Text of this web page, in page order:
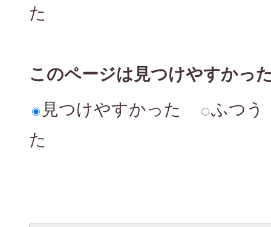
た
このページは見つけやすかっ
見つけやすかった
ふつう
た